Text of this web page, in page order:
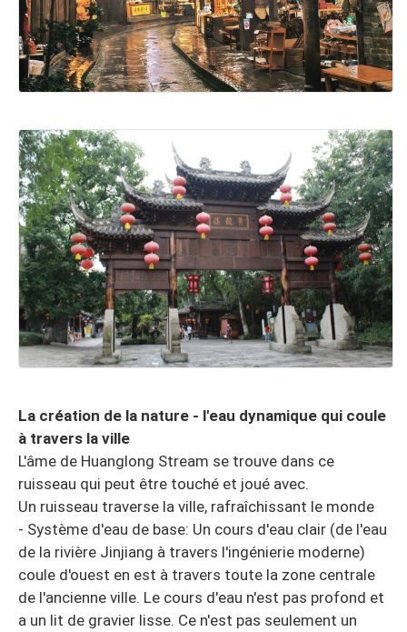
La création de la nature - l'eau dynamique qui coule
à travers la ville
L'âme de Huanglong Stream se trouve dans ce
ruisseau qui peut être touché et joué avec.
Un ruisseau traverse la ville, rafraîchissant le monde
- Système d'eau de base: Un cours d'eau clair (de l'eau
de la rivière Jinjiang à travers l'ingénierie moderne)
coule d'ouest en est à travers toute la zone centrale
de l'ancienne ville. Le cours d'eau n'est pas profond et
a un lit de gravier lisse. Ce n'est pas seulement un